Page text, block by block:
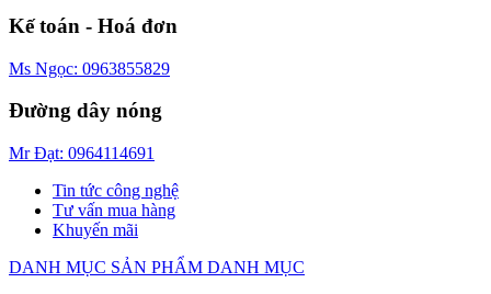
Kế toán - Hoá đơn
Ms Ngọc: 0963855829
Đường dây nóng
Mr Đạt: 0964114691
Tin tức công nghệ
Tư vấn mua hàng
Khuyến mãi
DANH MỤC SẢN PHẨM DANH MỤC